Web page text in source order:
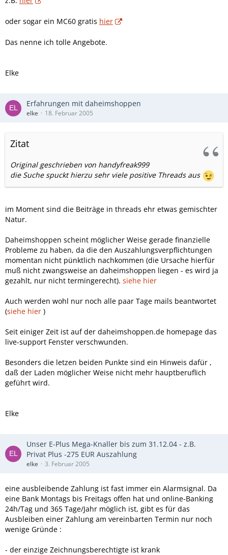
oder sogar ein MC60 gratis hier
Das nenne ich tolle Angebote.
Elke
Erfahrungen mit daheimshoppen
elke 18. Februar 2005
Zitat
Original geschrieben von handyfreak999
die Suche spuckt hierzu sehr viele positive Threads aus
im Moment sind die Beiträge in threads ehr etwas gemischter
Natur.
Daheimshoppen scheint möglicher Weise gerade finanzielle
Probleme zu haben, da die den Auszahlungsverpflichtungen
momentan nicht pünktlich nachkommen (die Ursache hierfür
muß nicht zwangsweise an daheimshoppen liegen - es wird ja
gezahlt, nur nicht termingerecht). siehe hier
Auch werden wohl nur noch alle paar Tage mails beantwortet
(siehe hier )
Seit einiger Zeit ist auf der daheimshoppen.de homepage das
live-support Fenster verschwunden.
Besonders die letzen beiden Punkte sind ein Hinweis dafür ,
daß der Laden möglicher Weise nicht mehr hauptberuflich
geführt wird.
Elke
Unser E-Plus Mega-Knaller bis zum 31.12.04 - z.B.
Privat Plus -275 EUR Auszahlung
elke 3. Februar 2005
eine ausbleibende Zahlung ist fast immer ein Alarmsignal. Da
eine Bank Montags bis Freitags offen hat und online-Banking
24h/Tag und 365 Tage/Jahr möglich ist, gibt es für das
Ausbleiben einer Zahlung am vereinbarten Termin nur noch
wenige Gründe :
- der einzige Zeichnungsberechtigte ist krank